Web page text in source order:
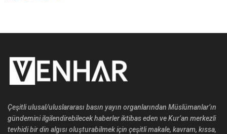
Çeşitli ulusal/uluslararası basın yayın organlarından Müslümanlar’ın
gündemini ilgilendirebilecek haberler iktibas eden ve Kur’an merkezli
tevhidi bir din algısı oluşturabilmek için çeşitli makale, kavram, kıssa,